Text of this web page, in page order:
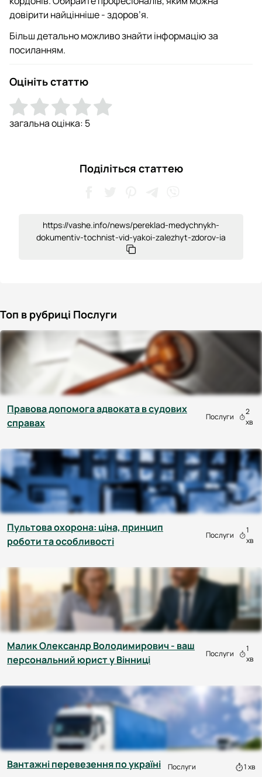
довірити найцінніше - здоров’я.
Більш детально можливо знайти інформацію за
посиланням.
Оцініть статтю
загальна оцінка: 5
Поділіться статтею
https://vashe.info/news/pereklad-medychnykh-
dokumentiv-tochnist-vid-yakoi-zalezhyt-zdorov-ia
Топ в рубриці Послуги
Правова допомога адвоката в судових
справах
Послуги
2
хв
Пультова охорона: ціна, принцип
роботи та особливості
Послуги
1
хв
Малик Олександр Володимирович - ваш
персональний юрист у Вінниці
Послуги
1
хв
Вантажні перевезення по україні Послуги 1 хв